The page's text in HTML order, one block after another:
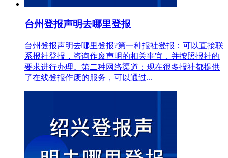
台州登报声明去哪里登报
台州登报声明去哪里登报?第一种报社登报：可以直接联
系报社登报，咨询作废声明的相关事宜，并按照报社的
要求进行办理。第二种网络渠道：现在很多报社都提供
了在线登报作废的服务，可以通过...